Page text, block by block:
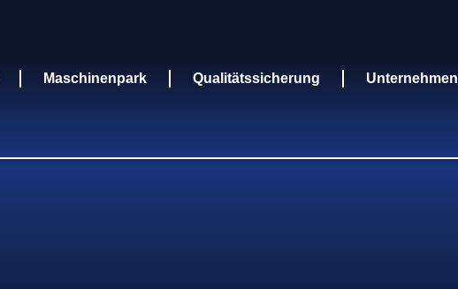
Maschinenpark Qualitätssicherung Unternehmen